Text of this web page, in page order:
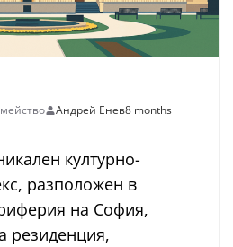
Андрей Енев8 months
културно-
разположен в
на София,
резиденция,